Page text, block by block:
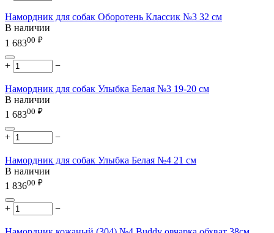
Намордник для собак Оборотень Классик №3 32 см
В наличии
1 68300 ₽
+ −
Намордник для собак Улыбка Белая №3 19-20 см
В наличии
1 68300 ₽
+ −
Намордник для собак Улыбка Белая №4 21 см
В наличии
1 83600 ₽
+ −